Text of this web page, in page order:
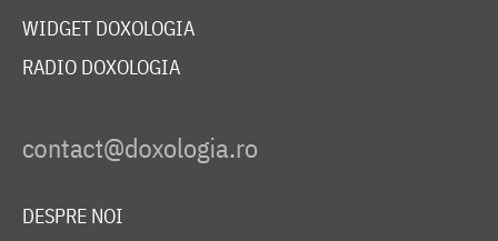
WIDGET DOXOLOGIA
RADIO DOXOLOGIA
DESPRE NOI